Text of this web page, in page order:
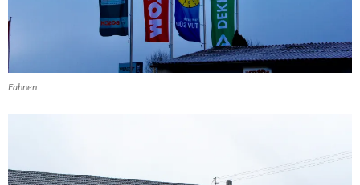
Fahnen